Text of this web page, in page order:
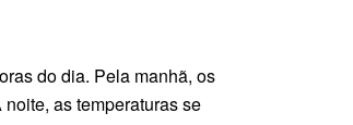
do dia. Pela manhã, os
as temperaturas se